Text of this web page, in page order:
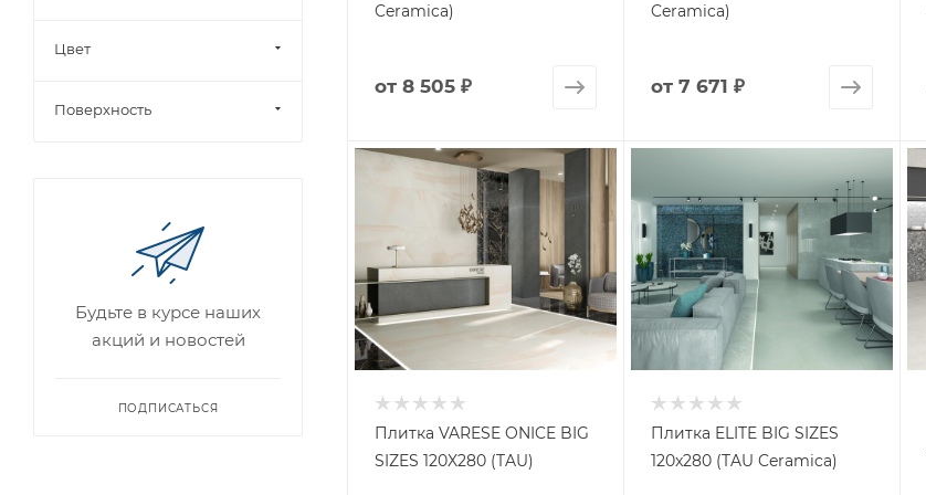
Ceramica)
от 8 505 ₽
Ceramica)
от 7 671 ₽
Плитка VARESE ONICE BIG
SIZES 120X280 (TAU)
Плитка ELITE BIG SIZES
120x280 (TAU Ceramica)
Цвет
Поверхность
Будьте в курсе наших
акций и новостей
ПОДПИСАТЬСЯ